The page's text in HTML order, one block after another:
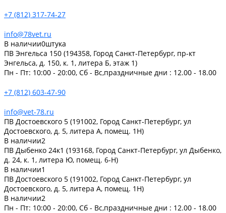
+7 (812) 317-74-27
info@78vet.ru
В наличии0штука
ПВ Энгельса 150 (194358, Город Санкт-Петербург, пр-кт
Энгельса, д. 150, к. 1, литера Б, этаж 1)
Пн - Пт: 10:00 - 20:00, Сб - Вс,праздничные дни : 12.00 - 18.00
+7 (812) 603-47-90
info@vet-78.ru
ПВ Достоевского 5 (191002, Город Санкт-Петербург, ул
Достоевского, д. 5, литера А, помещ. 1Н)
В наличии2
ПВ Дыбенко 24к1 (193168, Город Санкт-Петербург, ул Дыбенко,
д. 24, к. 1, литера Ю, помещ. 6-Н)
В наличии1
ПВ Достоевского 5 (191002, Город Санкт-Петербург, ул
Достоевского, д. 5, литера А, помещ. 1Н)
В наличии2
Пн - Пт: 10:00 - 20:00, Сб - Вс,праздничные дни : 12.00 - 18.00